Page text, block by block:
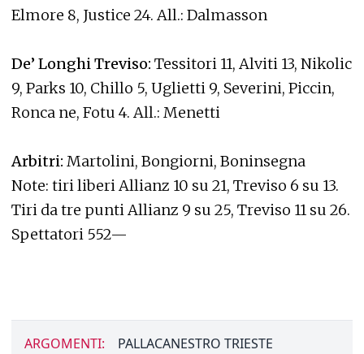
Elmore 8, Justice 24. All.: Dalmasson
De’ Longhi Treviso: Tessitori 11, Alviti 13, Nikolic
9, Parks 10, Chillo 5, Uglietti 9, Severini, Piccin,
Ronca ne, Fotu 4. All.: Menetti
Arbitri: Martolini, Bongiorni, Boninsegna
Note: tiri liberi Allianz 10 su 21, Treviso 6 su 13.
Tiri da tre punti Allianz 9 su 25, Treviso 11 su 26.
Spettatori 552—
ARGOMENTI:
PALLACANESTRO TRIESTE